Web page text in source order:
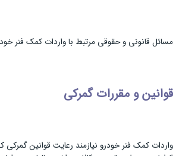
مسائل قانونی و حقوقی مرتبط با واردات کمک فنر
قوانین و مقررات گمرکی
واردات کمک فنر خودرو نیازمند رعایت قوانین